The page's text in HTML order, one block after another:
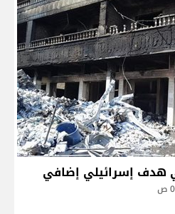
هدف إسرائيلي إضافي